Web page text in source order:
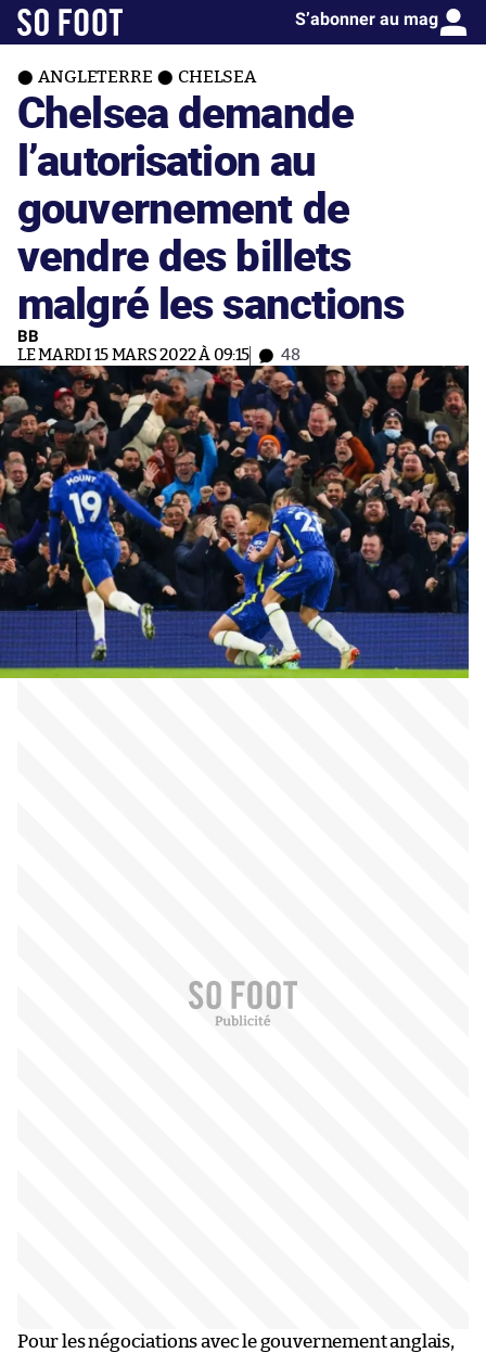
S’abonner au mag
ANGLETERRE CHELSEA
Chelsea demande
l’autorisation au
gouvernement de
vendre des billets
malgré les sanctions
BB
LE MARDI 15 MARS 2022 À 09:15 48
Pour les négociations avec le gouvernement anglais,